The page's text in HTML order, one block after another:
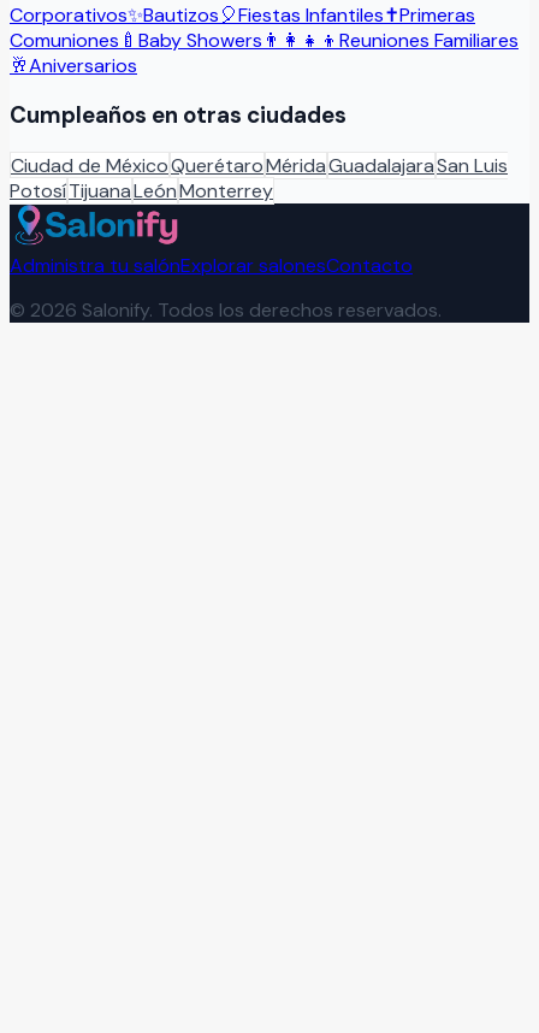
Corporativos✨Bautizos🎈Fiestas Infantiles✝️Primeras
Comuniones 🍼 Baby Showers 👨‍👩‍👧‍👦 Reuniones Familiares
🥂Aniversarios
Cumpleaños en otras ciudades
Ciudad de MéxicoQuerétaroMéridaGuadalajaraSan Luis
PotosíTijuanaLeónMonterrey
Administra tu salónExplorar salonesContacto
© 2026 Salonify. Todos los derechos reservados.